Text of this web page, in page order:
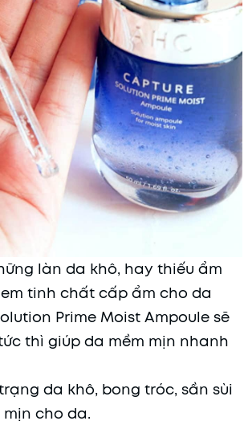
làn da khô, hay thiếu ẩm
tinh chất cấp ẩm cho da
Prime Moist Ampoule sẽ
thì giúp da mềm mịn nhanh
da khô, bong tróc, sần sùi
cho da.